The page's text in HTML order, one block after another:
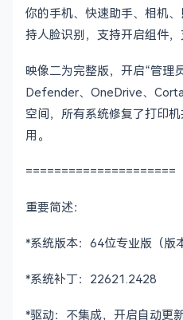
你的手机、快速助手、相机
持人脸识别，支持开启组件，
映像二为完整版，开启“管理
Defender、OneDrive、
空间，所有系统修复了打印
用。
=====================
重要简述：
*系统版本：64位专业版（版
*系统补丁：22621.2428
*驱动：不集成，开启自动更